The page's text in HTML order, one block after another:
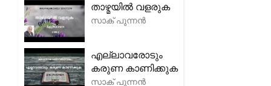
താഴ്മയിൽ വളരുക
സാക് പുന്നൻ
എല്ലാവരോടും
കരുണ കാണിക്കുക
സാക് പുന്നൻ